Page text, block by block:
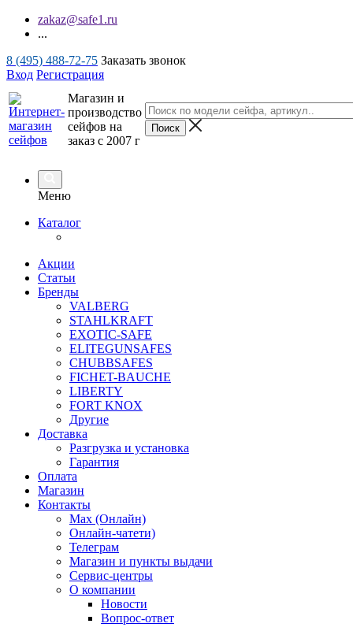
zakaz@safe1.ru
...
8 (495) 488-72-75 Заказать звонок
Вход Регистрация
Магазин и
производство
сейфов на
заказ с 2007 г
Меню
Каталог
Акции
Статьи
Бренды
VALBERG
STAHLKRAFT
EXOTIC-SAFE
ELITEGUNSAFES
CHUBBSAFES
FICHET-BAUCHE
LIBERTY
FORT KNOX
Другие
Доставка
Разгрузка и установка
Гарантия
Оплата
Магазин
Контакты
Max (Онлайн)
Онлайн-чатети)
Телеграм
Магазин и пункты выдачи
Сервис-центры
О компании
Новости
Вопрос-ответ